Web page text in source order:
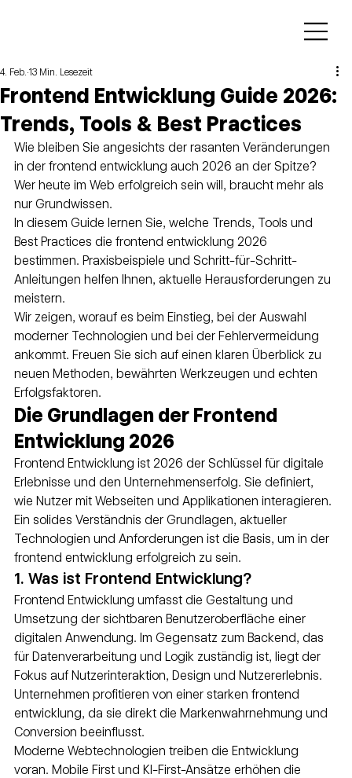
Frontend Entwicklung Guide 2026:
Trends, Tools & Best Practices
4. Feb. 13 Min. Lesezeit
Wie bleiben Sie angesichts der rasanten Veränderungen
in der frontend entwicklung auch 2026 an der Spitze?
Wer heute im Web erfolgreich sein will, braucht mehr als
nur Grundwissen.
In diesem Guide lernen Sie, welche Trends, Tools und
Best Practices die frontend entwicklung 2026
bestimmen. Praxisbeispiele und Schritt-für-Schritt-
Anleitungen helfen Ihnen, aktuelle Herausforderungen zu
meistern.
Wir zeigen, worauf es beim Einstieg, bei der Auswahl
moderner Technologien und bei der Fehlervermeidung
ankommt. Freuen Sie sich auf einen klaren Überblick zu
neuen Methoden, bewährten Werkzeugen und echten
Erfolgsfaktoren.
Die Grundlagen der Frontend
Entwicklung 2026
Frontend Entwicklung ist 2026 der Schlüssel für digitale
Erlebnisse und den Unternehmenserfolg. Sie definiert,
wie Nutzer mit Webseiten und Applikationen interagieren.
Ein solides Verständnis der Grundlagen, aktueller
Technologien und Anforderungen ist die Basis, um in der
frontend entwicklung erfolgreich zu sein.
1. Was ist Frontend Entwicklung?
Frontend Entwicklung umfasst die Gestaltung und
Umsetzung der sichtbaren Benutzeroberfläche einer
digitalen Anwendung. Im Gegensatz zum Backend, das
für Datenverarbeitung und Logik zuständig ist, liegt der
Fokus auf Nutzerinteraktion, Design und Nutzererlebnis.
Unternehmen profitieren von einer starken frontend
entwicklung, da sie direkt die Markenwahrnehmung und
Conversion beeinflusst.
Moderne Webtechnologien treiben die Entwicklung
voran. Mobile First und KI-First-Ansätze erhöhen die